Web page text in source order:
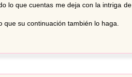
lo que cuentas me deja con la intriga de
su continuación también lo haga.